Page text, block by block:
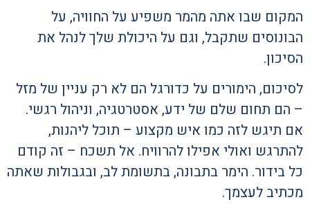
המקום שבו אתה מהמר משפיע על החוויה, על
הבונוסים שתקבל, וגם על היכולת שלך לנהל את
הסיכון.
לסיכום, הימורים על כדורגל הם לא רק עניין של מזל
– הם תחום שלם של ידע, אסטרטגיה, וניהול רגשי.
אם תיגש לזה כמו איש מקצוע – תוכל ליהנות,
להתרגש ואולי אפילו להרוויח. אל תשכח – זה קודם
כל בידור. הימר בתבונה, בתשומת לב, ובגבולות שאתה
מכתיב לעצמך.